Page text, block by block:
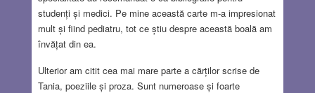
studenți și medici. Pe mine această carte m-a impresionat
mult și fiind pediatru, tot ce știu despre această boală am
învățat din ea.
Ulterior am citit cea mai mare parte a cărților scrise de
Tania, poeziile și proza. Sunt numeroase și foarte